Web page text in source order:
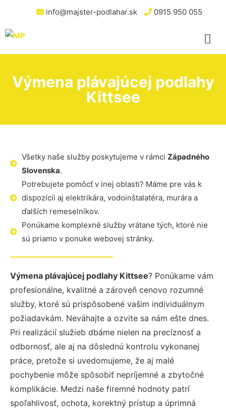
info@majster-podlahar.sk 0915 950 055
Výmena plávajúcej podlahy
Kittsee
Všetky naše služby poskytujeme v rámci Západného
Slovenska.
Potrebujete pomôcť v inej oblasti? Máme pre vás k
dispozícii aj elektrikára, vodoinštalatéra, murára a
ďalších remeselníkov.
Ponúkame komplexné služby vrátane tých, ktoré nie
sú priamo v ponuke webovej stránky.
Výmena plávajúcej podlahy Kittsee? Ponúkame vám
profesionálne, kvalitné a zároveň cenovo rozumné
služby, ktoré sú prispôsobené vašim individuálnym
požiadavkám. Neváhajte a ozvite sa nám ešte dnes.
Pri realizácií služieb dbáme nielen na precíznosť a
odbornosť, ale aj na dôslednú kontrolu vykonanej
práce, pretože si uvedomujeme, že aj malé
pochybenie môže spôsobiť nepríjemné a zbytočné
komplikácie. Medzi naše firemné hodnoty patrí
spoľahlivosť, ochota, korektný prístup a úprimná